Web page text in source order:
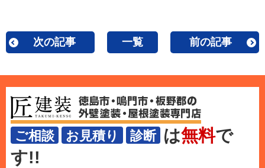
次の記事 一覧 前の記事
ご相談 お見積り 診断 は無料で
す!!